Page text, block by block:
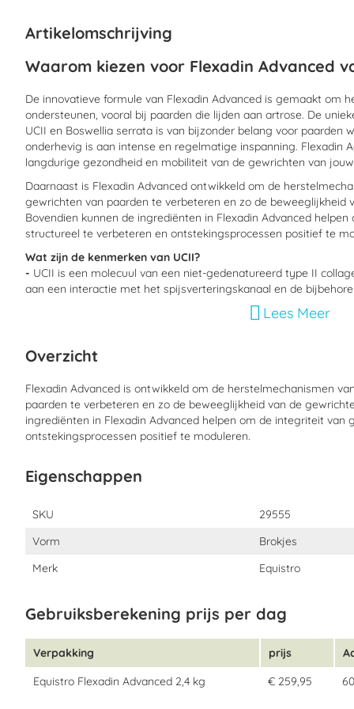
de
gallerij
Artikelomschrijving
Waarom kiezen voor Flexadin Advanced
De innovatieve formule van Flexadin Advanced is gemaakt om
ondersteunen, vooral bij paarden die lijden aan artrose. De
UCII en Boswellia serrata is van bijzonder belang voor paarden
onderhevig is aan intense en regelmatige inspanning. Flexadin
langdurige gezondheid en mobiliteit van de gewrichten van
Daarnaast is Flexadin Advanced ontwikkeld om de
gewrichten van paarden te verbeteren en zo de beweeglijkheid
Bovendien kunnen de ingrediënten in Flexadin Advanced
structureel te verbeteren en ontstekingsprocessen positief te
Wat zijn de kenmerken van UCII?
- UCII is een molecuul van een niet-gedenatureerd type II
aan een interactie met het spijsverteringskanaal en de
daardoor tot immuunmodulerende effecten in het gewricht door
het immuunsysteem neerwaarts te reguleren.
-Het extract van de specifieke Boswelic-zuren is goed
weefselhormonen die verantwoordelijk zijn voor het
gewrichten.
Wat zijn de kenmerken van Omega-3 vetzuren?
Omega-3 vetzuren zijn van groot belang voor de
onderzoeken aangetoond dat ze het immuunsysteem kunnen
Wat zijn de kenmerken van Mangaan?
-Dit belangrijke sporenelement staat erom bekend het
het gewricht te beschermen tegen de negatieve effecten van
Wat zit er in Flexadin Advanced?
Lees Meer
Overzicht
Flexadin Advanced is ontwikkeld om de herstelmechanismen
paarden te verbeteren en zo de beweeglijkheid van de
ingrediënten in Flexadin Advanced helpen om de integriteit
ontstekingsprocessen positief te moduleren.
Eigenschappen
Eigenschappen
SKU
29555
Vorm
Brokjes
Merk
Equistro
Gebruiksberekening prijs per dag
Verpakking prijs
Equistro Flexadin Advanced 2,4 kg
€ 259,95 60